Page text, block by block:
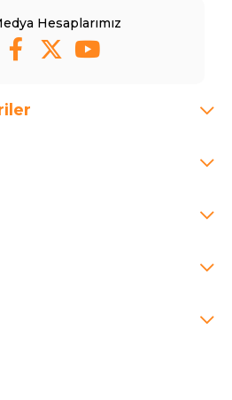
Hesaplarımız